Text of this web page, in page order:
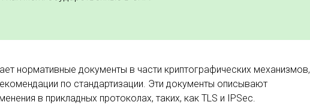
нормативные документы в части криптографических механизмов,
по стандартизации. Эти документы описывают
в прикладных протоколах, таких, как TLS и IPSec.